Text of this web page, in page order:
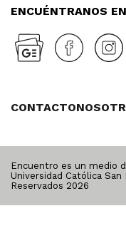
ENCUÉNTRANOS
CONTACTO
Encuentro es un medio
Universidad Católica
Reservados 2026